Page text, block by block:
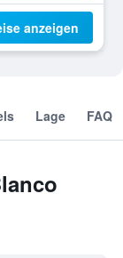
anzeigen
Lage FAQ